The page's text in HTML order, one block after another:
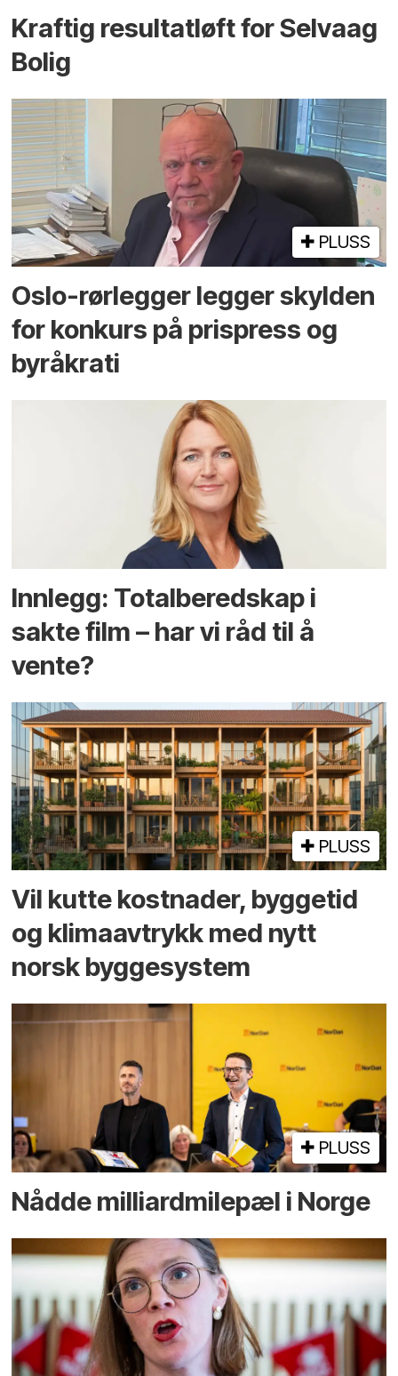
Kraftig resultatløft for Selvaag
Bolig
PLUSS
Oslo-rørlegger legger skylden
for konkurs på prispress og
byråkrati
Innlegg: Totalberedskap i
sakte film – har vi råd til å
vente?
PLUSS
Vil kutte kostnader, byggetid
og klima­avtrykk med nytt
norsk bygge­system
PLUSS
Nådde milliard­­milepæl i Norge